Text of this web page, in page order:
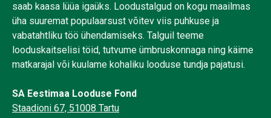
saab kaasa lüüa igaüks. Loodustalgud on kogu maailmas
üha suuremat populaarsust võitev viis puhkuse ja
vabatahtliku töö ühendamiseks. Talguil teeme
looduskaitselisi töid, tutvume ümbruskonnaga ning käime
matkarajal või kuulame kohaliku looduse tundja pajatusi.
SA Eestimaa Looduse Fond
Staadioni 67, 51008 Tartu